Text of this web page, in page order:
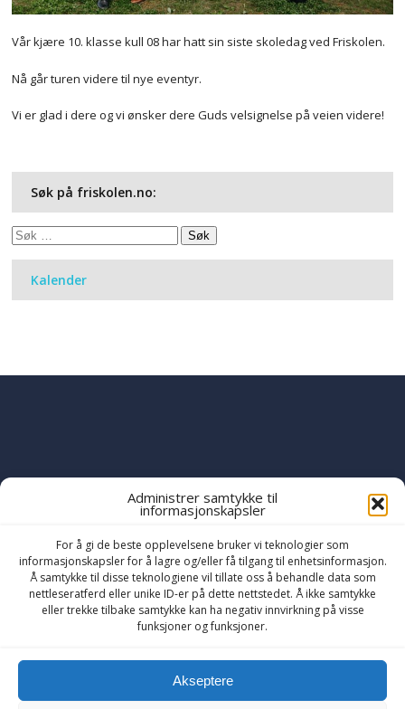
Administrer samtykke til
informasjonskapsler
For å gi de beste opplevelsene bruker vi teknologier som
informasjonskapsler for å lagre og/eller få tilgang til enhetsinformasjon.
Å samtykke til disse teknologiene vil tillate oss å behandle data som
nettleseratferd eller unike ID-er på dette nettstedet. Å ikke samtykke
eller trekke tilbake samtykke kan ha negativ innvirkning på visse
funksjoner og funksjoner.
Akseptere
Vår kjære 10. klasse kull 08 har hatt sin siste skoledag ved Friskolen.
Nå går turen videre til nye eventyr.
Vi er glad i dere og vi ønsker dere Guds velsignelse på veien videre!
Søk på friskolen.no:
Søk
Kalender
OF MINISTRIES